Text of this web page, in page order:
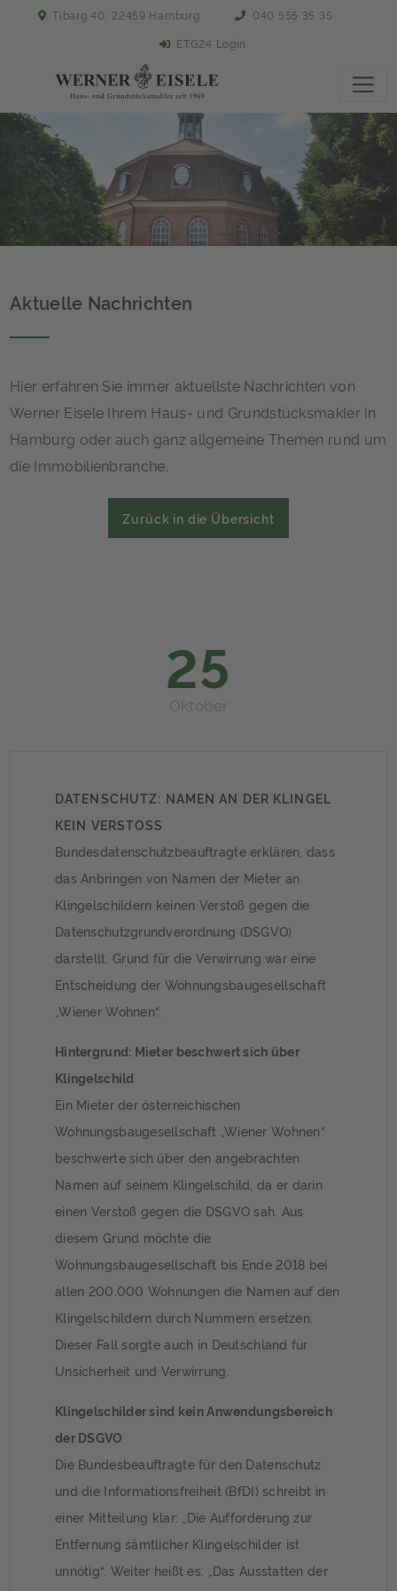
Tibarg 40, 22459 Hamburg
040 555 35 35
ETG24 Login
Aktuelle Nachrichten
Hier erfahren Sie immer aktuellste Nachrichten von
Werner Eisele Ihrem Haus- und Grundstücksmakler in
Hamburg oder auch ganz allgemeine Themen rund um
die Immobilienbranche.
Zurück in die Übersicht
25
Oktober
DATENSCHUTZ: NAMEN AN DER KLINGEL
KEIN VERSTOSS
Bundesdatenschutzbeauftragte erklären, dass
das Anbringen von Namen der Mieter an
Klingelschildern keinen Verstoß gegen die
Datenschutzgrundverordnung (DSGVO)
darstellt. Grund für die Verwirrung war eine
Entscheidung der Wohnungsbaugesellschaft
„Wiener Wohnen“.
Hintergrund: Mieter beschwert sich über
Klingelschild
Ein Mieter der österreichischen
Wohnungsbaugesellschaft „Wiener Wohnen“
beschwerte sich über den angebrachten
Namen auf seinem Klingelschild, da er darin
einen Verstoß gegen die DSGVO sah. Aus
diesem Grund möchte die
Wohnungsbaugesellschaft bis Ende 2018 bei
allen 200.000 Wohnungen die Namen auf den
Klingelschildern durch Nummern ersetzen.
Dieser Fall sorgte auch in Deutschland für
Unsicherheit und Verwirrung.
Klingelschilder sind kein Anwendungsbereich
der DSGVO
Die Bundesbeauftragte für den Datenschutz
und die Informationsfreiheit (BfDI) schreibt in
einer Mitteilung klar: „Die Aufforderung zur
Entfernung sämtlicher Klingelschilder ist
unnötig“. Weiter heißt es: „Das Ausstatten der